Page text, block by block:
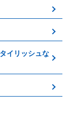
イリッシュな